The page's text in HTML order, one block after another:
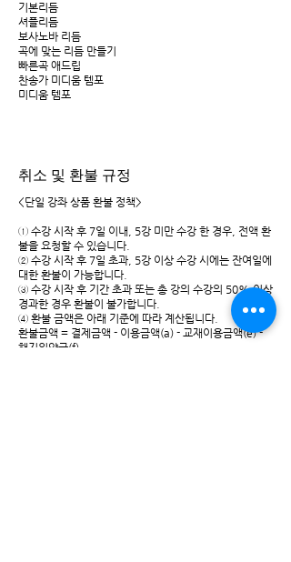
기본리듬
셔플리듬
보사노바 리듬
곡에 맞는 리듬 만들기
빠른곡 애드립
찬송가 미디움 템포
미디움 템포
취소 및 환불 규정
<단일 강좌 상품 환불 정책>
① 수강 시작 후 7일 이내, 5강 미만 수강 한 경우, 전액 환
불을 요청할 수 있습니다.
② 수강 시작 후 7일 초과, 5강 이상 수강 시에는 잔여일에
대한 환불이 가능합니다.
③ 수강 시작 후 기간 초과 또는 총 강의 수강의 50% 이상
경과한 경우 환불이 불가합니다.
④ 환불 금액은 아래 기준에 따라 계산됩니다.
환불금액 = 결제금액 - 이용금액(a) - 교재이용금액(e) -
해지위약금(f)